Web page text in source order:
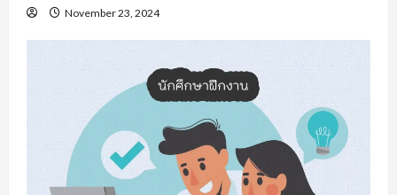
November 23, 2024